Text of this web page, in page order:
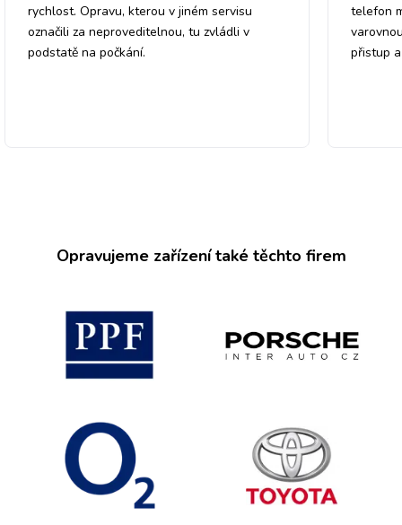
rychlost. Opravu, kterou v jiném servisu
označili za neproveditelnou, tu zvládli v
podstatě na počkání.
telefon
přistup
Opravujeme zařízení také těchto firem